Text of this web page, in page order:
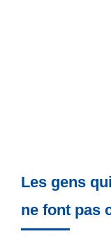
Les gens
ne font pas